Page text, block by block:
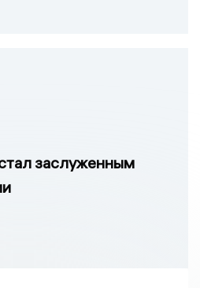
заслуженным